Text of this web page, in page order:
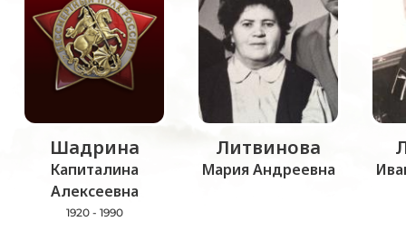
Шадрина
Капиталина
Алексеевна
1920 - 1990
Литвинова
Мария Андреевна